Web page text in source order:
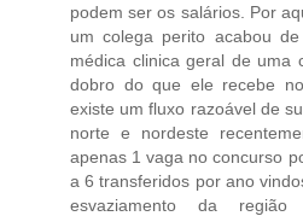
podem ser os salários. Por
um colega perito acabou
médica clinica geral de uma
dobro do que ele recebe
existe um fluxo razoável de
norte e nordeste
apenas 1 vaga no concurso
a 6 transferidos por ano
esvaziamento da